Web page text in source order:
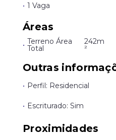
• 1 Vaga
Áreas
• Terreno Área
Total
242m
²
Outras
• Perfil: Residencial
• Escriturado: Sim
Proximidades